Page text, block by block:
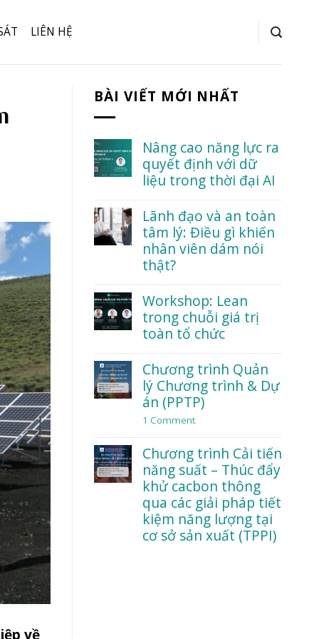
LIÊN HỆ
về
BÀI VIẾT MỚI NHẤT
Nâng cao năng lực ra
quyết định với dữ
liệu trong thời đại AI
Comments
on
Nâng
cao
năng
lực
định
với
dữ
liệu
đại
AI
Lãnh đạo và an toàn
tâm lý: Điều gì khiến
nhân viên dám nói
thật?
Comments
on
Lãnh
đạo
và
toàn
tâm
lý:
Điều
gì
khiến
dám
nói
thật?
Workshop: Lean
trong chuỗi giá trị
toàn tổ chức
Comments
on
Workshop:
Lean
trong
chuỗi
toàn
tổ
chức
Chương trình Quản
lý Chương trình & Dự
án (PPTP)
1 Comment
Quản
lý
Chương
trình
&
Dự
án
(PPTP)
Chương trình Cải tiến
năng suất – Thúc đẩy
khử cacbon thông
qua các giải pháp tiết
kiệm năng lượng tại
cơ sở sản xuất (TPPI)